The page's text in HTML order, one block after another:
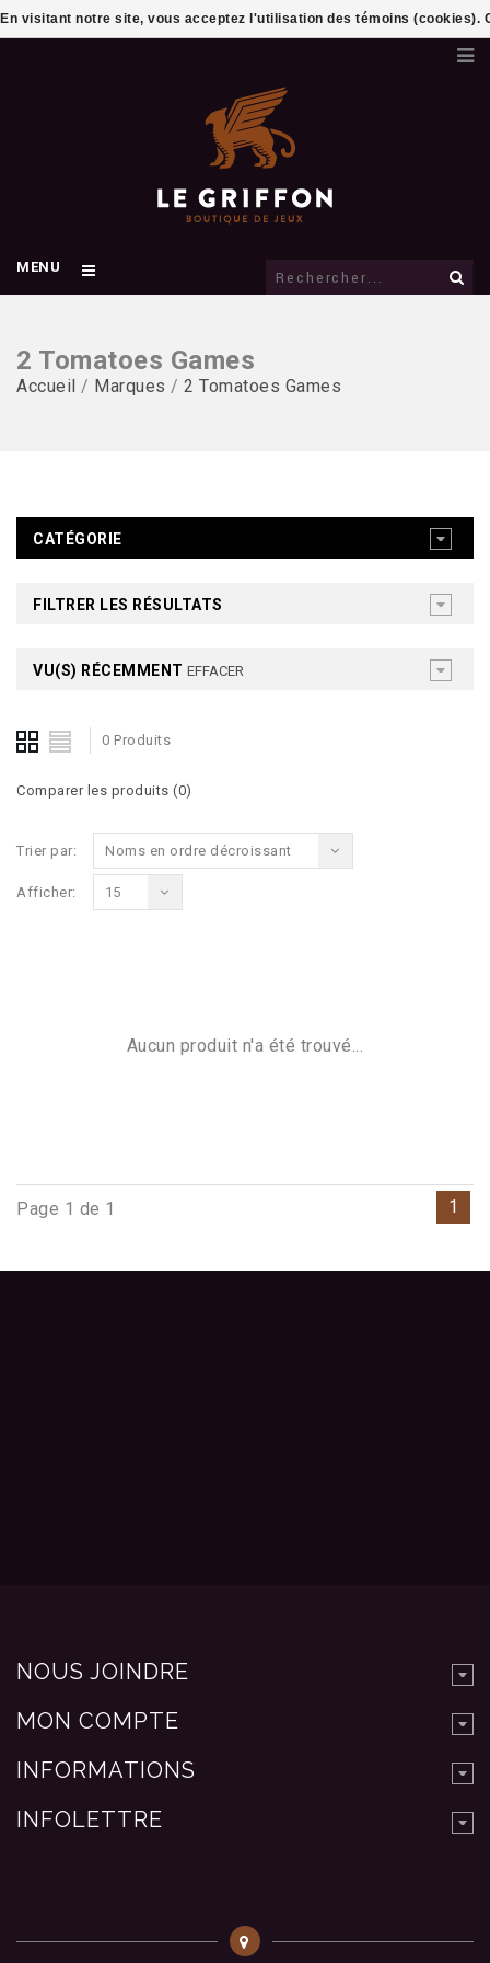
MENU
2 Tomatoes Games
Accueil / Marques / 2 Tomatoes Games
CATÉGORIE
FILTRER LES RÉSULTATS
VU(S) RÉCEMMENT EFFACER
0 Produits
Comparer les produits (0)
Trier par: Noms en ordre décroissant
Afficher: 15
Aucun produit n'a été trouvé...
Page 1 de 1 1
NOUS JOINDRE
MON COMPTE
INFORMATIONS
INFOLETTRE
En visitant notre site, vous acceptez l'utilisation des témoins